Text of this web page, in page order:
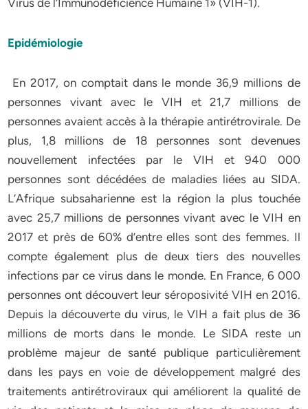
Virus de l’Immunodéficience Humaine 1» (VIH-1).
Epidémiologie
En 2017, on comptait dans le monde 36,9 millions de
personnes vivant avec le VIH et 21,7 millions de
personnes avaient accès à la thérapie antirétrovirale. De
plus, 1,8 millions de 18 personnes sont devenues
nouvellement infectées par le VIH et 940 000
personnes sont décédées de maladies liées au SIDA.
L’Afrique subsaharienne est la région la plus touchée
avec 25,7 millions de personnes vivant avec le VIH en
2017 et près de 60% d’entre elles sont des femmes. Il
compte également plus de deux tiers des nouvelles
infections par ce virus dans le monde. En France, 6 000
personnes ont découvert leur séroposivité VIH en 2016.
Depuis la découverte du virus, le VIH a fait plus de 36
millions de morts dans le monde. Le SIDA reste un
problème majeur de santé publique particulièrement
dans les pays en voie de développement malgré des
traitements antirétroviraux qui améliorent la qualité de